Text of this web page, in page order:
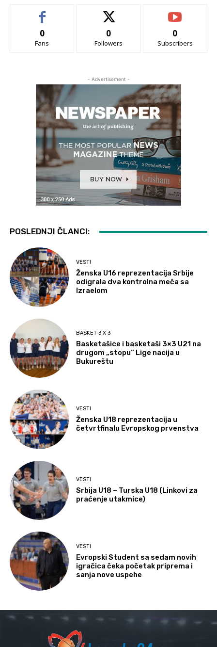
0
Fans
0
Followers
0
Subscribers
- Advertisement -
POSLEDNJI ČLANCI:
VESTI
Ženska U16 reprezentacija Srbije
odigrala dva kontrolna meča sa
Izraelom
BASKET 3 X 3
Basketašice i basketaši 3×3 U21 na
drugom „stopu“ Lige nacija u
Bukureštu
VESTI
Ženska U18 reprezentacija u
četvrtfinalu Evropskog prvenstva
VESTI
Srbija U18 – Turska U18 (Linkovi za
praćenje utakmice)
VESTI
Evropski Student sa sedam novih
igračica čeka početak priprema i
sanja nove uspehe